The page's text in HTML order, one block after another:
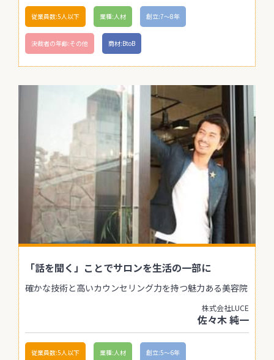
従業員数:5人以下 業種:人材 創立:7〜8年
決裁者の年齢:その他 商材:BtoB
「話を聞く」ことでサロンを生活の一部に
確かな技術と高いカウンセリング力を持つ魅力ある美容院
株式会社LUCE
佐々木 純一
従業員数:5人以下 業種:人材 創立:5〜6年